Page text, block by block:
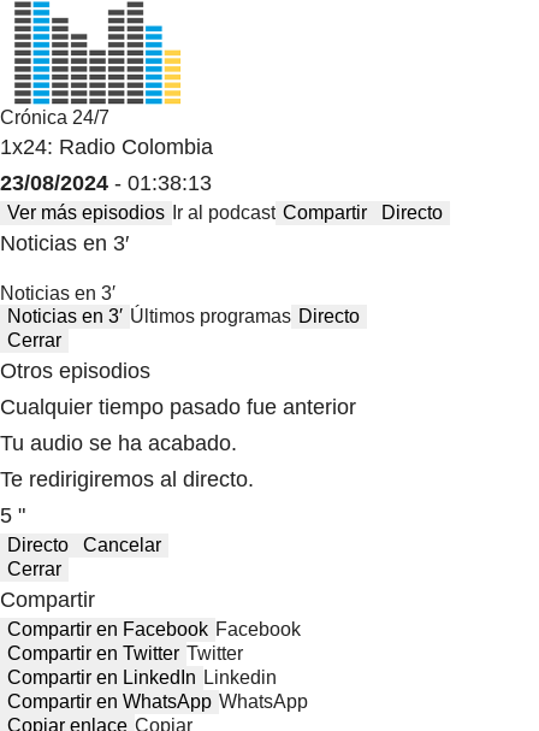
Crónica 24/7
1x24: Radio Colombia
23/08/2024 - 01:38:13
Ver más episodios Ir al podcast Compartir Directo
Noticias en 3′
Noticias en 3′
Noticias en 3′ Últimos programas Directo
Cerrar
Otros episodios
Cualquier tiempo pasado fue anterior
Tu audio se ha acabado.
Te redirigiremos al directo.
5 "
Directo
Cancelar
Cerrar
Compartir
Compartir en Facebook Facebook
Compartir en Twitter Twitter
Compartir en LinkedIn Linkedin
Compartir en WhatsApp WhatsApp
Copiar enlace Copiar